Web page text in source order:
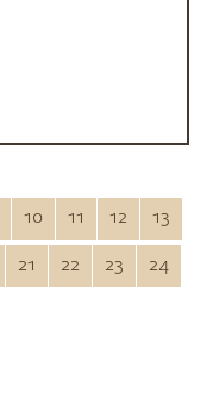
10 11 12
13
21 22 23
24